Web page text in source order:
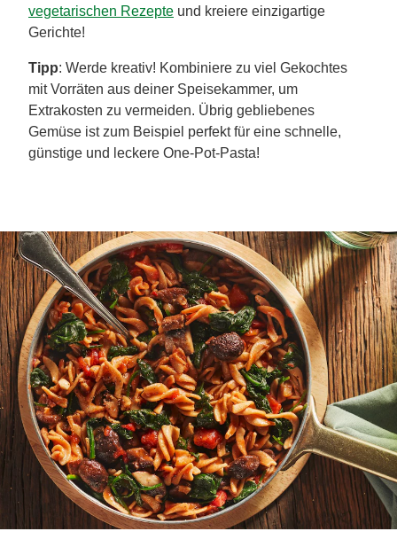
vegetarischen Rezepte und kreiere einzigartige
Gerichte!
Tipp: Werde kreativ! Kombiniere zu viel Gekochtes
mit Vorräten aus deiner Speisekammer, um
Extrakosten zu vermeiden. Übrig gebliebenes
Gemüse ist zum Beispiel perfekt für eine schnelle,
günstige und leckere One-Pot-Pasta!